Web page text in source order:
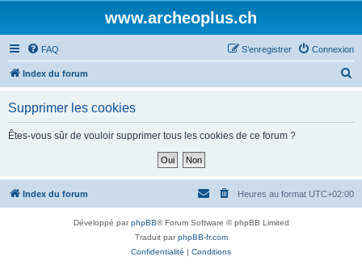
www.archeoplus.ch
FAQ Connexion
S’enregistrer
Index du forum
h
Supprimer les cookies
Êtes-vous sûr de vouloir supprimer tous les cookies de ce forum ?
Index du forum Heures au format UTC+02:00
Développé parphpBB® Forum Software © phpBB Limited
Traduit parphpBB-fr.com
Confidentialité | Conditions